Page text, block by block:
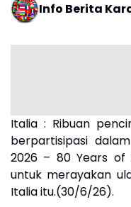
Info Berita
Italia : Ribuan
berpartisipasi
2026 – 80 Years
untuk merayakan
Italia itu.(30/6/26).